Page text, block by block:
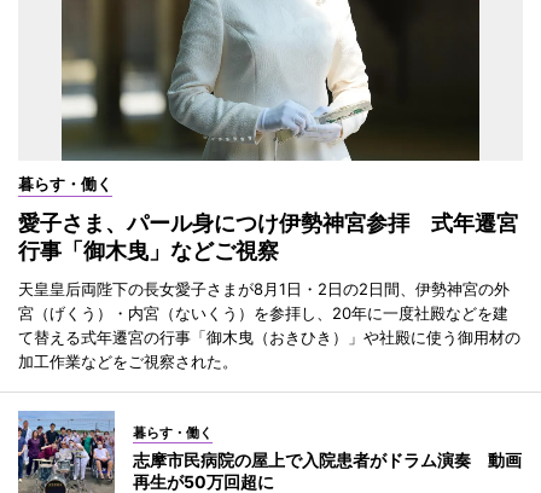
暮らす・働く
愛子さま、パール身につけ伊勢神宮参拝 式年遷宮
行事「御木曳」などご視察
天皇皇后両陛下の長女愛子さまが8月1日・2日の2日間、伊勢神宮の外
宮（げくう）・内宮（ないくう）を参拝し、20年に一度社殿などを建
て替える式年遷宮の行事「御木曳（おきひき）」や社殿に使う御用材の
加工作業などをご視察された。
暮らす・働く
志摩市民病院の屋上で入院患者がドラム演奏 動画
再生が50万回超に